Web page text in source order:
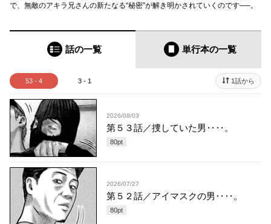
で、無敵のアキラ兄さんの新たなる“秘密”が解き明かされていくのです──。
話の一覧 単行本の一覧
53 - 4 3 - 1 1話から
2026/08/03
第５３話／捜していた男‥‥。
80pt
2026/07/27
第５２話／アイマスクの男‥‥。
80pt